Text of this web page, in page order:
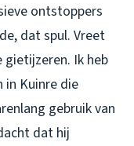
ontstoppers
dat spul. Vreet
Ik heb
in Kuinre die
gebruik van
dat hij